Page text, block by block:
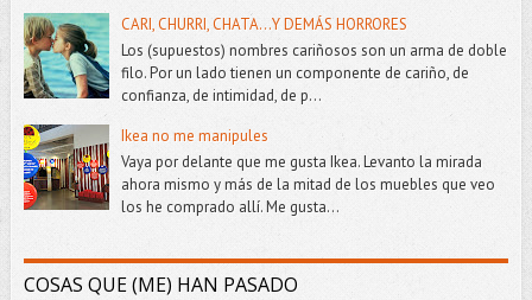
CARI, CHURRI, CHATA...Y DEMÁS HORRORES
Los (supuestos) nombres cariñosos son un arma de doble
filo. Por un lado tienen un componente de cariño, de
confianza, de intimidad, de p...
Ikea no me manipules
Vaya por delante que me gusta Ikea. Levanto la mirada
ahora mismo y más de la mitad de los muebles que veo
los he comprado allí. Me gusta...
COSAS QUE (ME) HAN PASADO